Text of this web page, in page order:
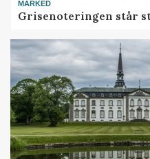
MARKED
Grisenoteringen står